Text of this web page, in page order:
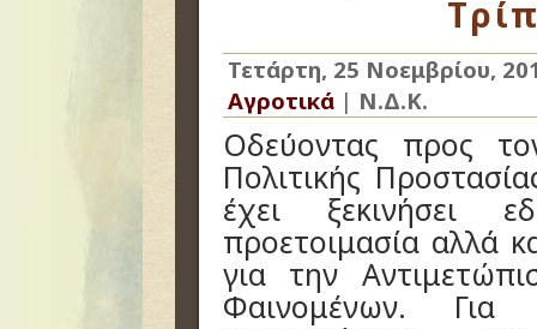
Τετάρτη, 25 Νοεμβρίου,
Αγροτικά | Ν.Δ.Κ.
Οδεύοντας προς
Πολιτικής
έχει ξεκινήσει
προετοιμασία αλλά
για την
Φαινομένων. Για